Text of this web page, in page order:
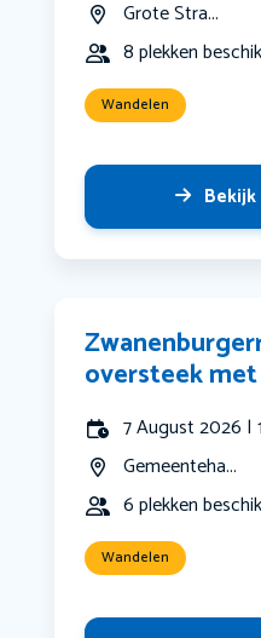
Grote Stra...
8 plekken
Wandelen
oversteek
7 August 2026 |
Gemeenteha...
6 plekken
Wandelen